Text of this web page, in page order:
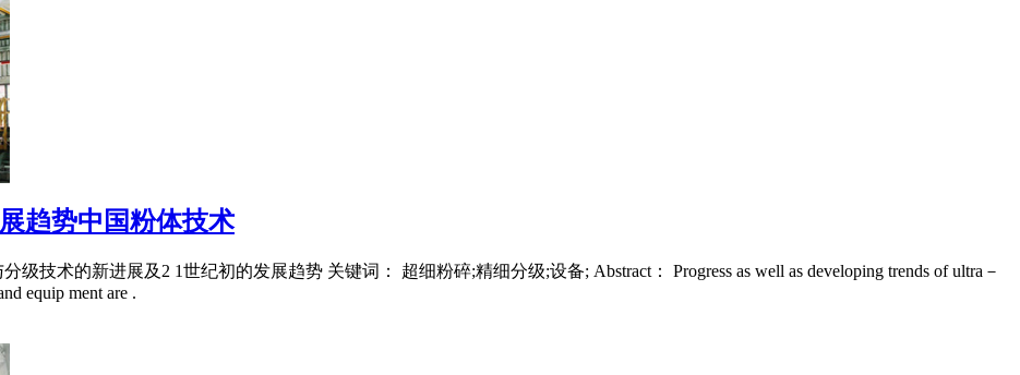
趋势中国粉体技术
技术的新进展及2 1世纪初的发展趋势 关键词： 超细粉碎;精细分级;设备; Abstract： Progress as well as developing trends of ultra－
equip ment are .